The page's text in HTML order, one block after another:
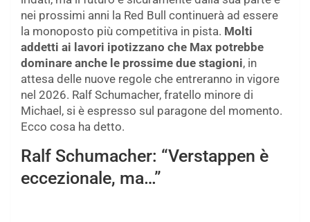
nei prossimi anni la Red Bull continuerà ad essere
la monoposto più competitiva in pista. Molti
addetti ai lavori ipotizzano che Max potrebbe
dominare anche le prossime due stagioni, in
attesa delle nuove regole che entreranno in vigore
nel 2026. Ralf Schumacher, fratello minore di
Michael, si è espresso sul paragone del momento.
Ecco cosa ha detto.
Ralf Schumacher: “Verstappen è
eccezionale, ma…”